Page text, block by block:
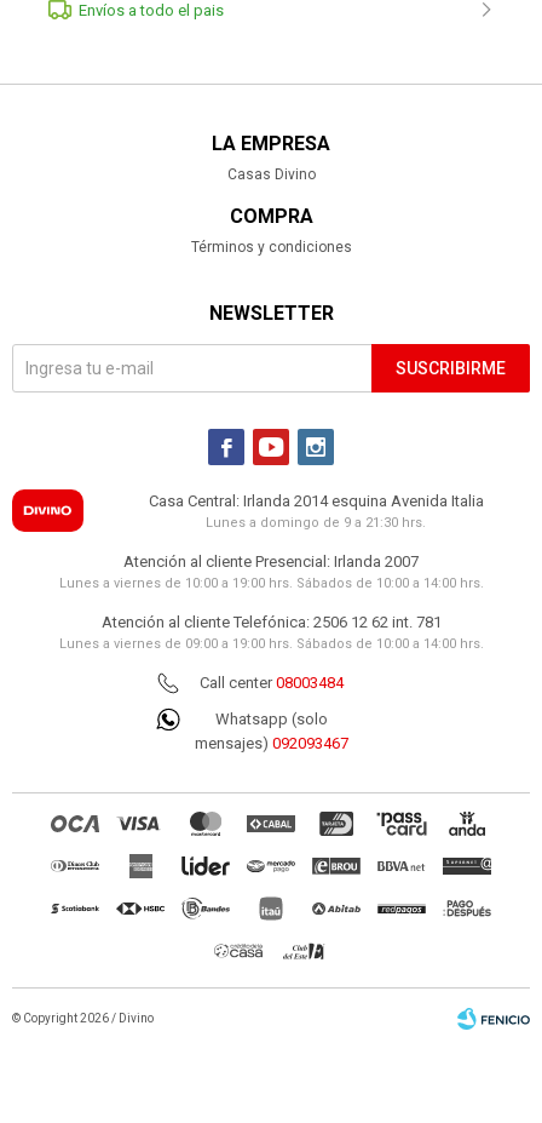
Envíos a todo el pais
LA EMPRESA
Casas Divino
COMPRA
Términos y condiciones
NEWSLETTER
SUSCRIBIRME
  
Casa Central: Irlanda 2014 esquina Avenida Italia
Lunes a domingo de 9 a 21:30 hrs.
Atención al cliente Presencial: Irlanda 2007
Lunes a viernes de 10:00 a 19:00 hrs. Sábados de 10:00 a 14:00 hrs.
Atención al cliente Telefónica: 2506 12 62 int. 781
Lunes a viernes de 09:00 a 19:00 hrs. Sábados de 10:00 a 14:00 hrs.
Call center08003484
Whatsapp (solo
mensajes) 092093467
© Copyright 2026 / Divino